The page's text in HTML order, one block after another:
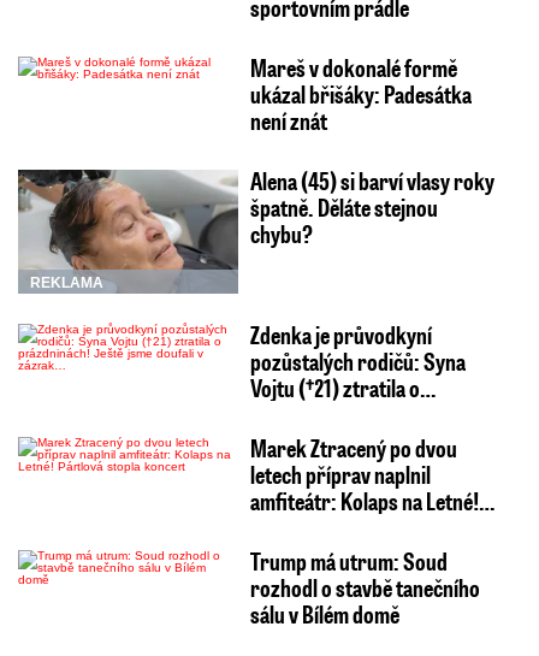
sportovním prádle
Mareš v dokonalé formě
ukázal břišáky: Padesátka
není znát
REKLAMA
Alena (45) si barví vlasy roky
špatně. Děláte stejnou
chybu?
Zdenka je průvodkyní
pozůstalých rodičů: Syna
Vojtu (†21) ztratila o…
Marek Ztracený po dvou
letech příprav naplnil
amfiteátr: Kolaps na Letné!…
Trump má utrum: Soud
rozhodl o stavbě tanečního
sálu v Bílém domě